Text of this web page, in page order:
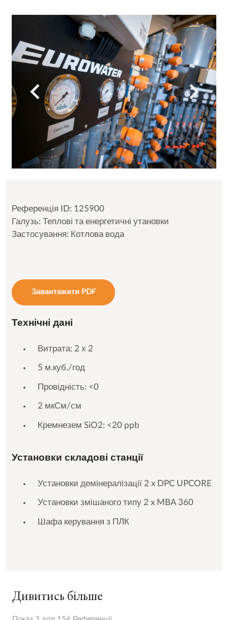
Референція ID: 125900
Галузь: Теплові та енергетичні утановки
Застосування: Котлова вода
Завантажити PDF
Технічні дані
Витрата: 2 х 2
5 м.куб./год
Провідність: <0
2 мкСм/см
Кремнезем SiO2: <20 ppb
Установки складові станції
Установки демінералізації 2 x DPC UPCORE
Установки змішаного типу 2 x MBA 360
Шафа керування з ПЛК
Дивитись більше